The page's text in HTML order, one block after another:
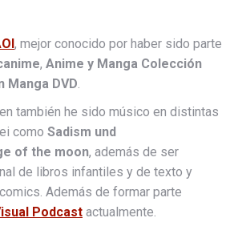
, mejor conocido por haber sido parte
, Anime y Manga Colección
Manga DVD.
también he sido músico en distintas
como Sadism und
of the moon, además de ser
de libros infantiles y de texto y
Además de formar parte
Podcast actualmente.